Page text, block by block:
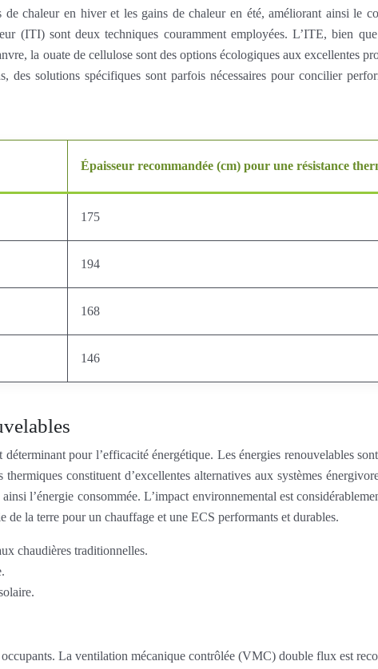
chaleur en hiver et les gains de chaleur en été, améliorant ainsi le
(ITI) sont deux techniques couramment employées. L’ITE, bien
la ouate de cellulose sont des options écologiques aux excellentes
des solutions spécifiques sont parfois nécessaires pour concilier
Épaisseur recommandée (cm) pour une résistance
175
194
168
146
pour l’efficacité énergétique. Les énergies renouvelables
constituent d’excellentes alternatives aux systèmes
l’énergie consommée. L’impact environnemental est
la terre pour un chauffage et une ECS performants et durables.
chaudières traditionnelles.
La ventilation mécanique contrôlée (VMC) double flux est